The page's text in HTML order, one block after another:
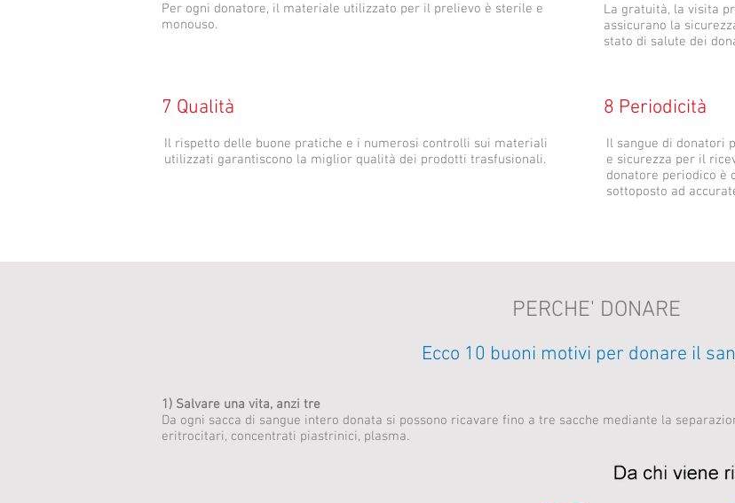
Per ogni donatore, il materiale utilizzato per il prelievo è sterile e
monouso.
La gratuità, la visita
assicurano la
stato di salute dei
7 Qualità
Il rispetto delle buone pratiche e i numerosi controlli sui materiali
utilizzati garantiscono la miglior qualità dei prodotti trasfusionali.
8 Periodicità
Il sangue di donatori
e sicurezza per il
donatore periodico è
sottoposto ad
PERCHE' DONARE
Ecco 10 buoni motivi per donare il
1) Salvare una vita, anzi tre
Da ogni sacca di sangue intero donata si possono ricavare fino a tre sacche mediante la
eritrocitari, concentrati piastrinici, plasma.